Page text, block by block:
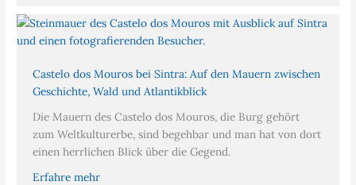
Castelo dos Mouros bei Sintra: Auf den Mauern zwischen
Geschichte, Wald und Atlantikblick
Die Mauern des Castelo dos Mouros, die Burg gehört
zum Weltkulturerbe, sind begehbar und man hat von dort
einen herrlichen Blick über die Gegend.
Erfahre mehr